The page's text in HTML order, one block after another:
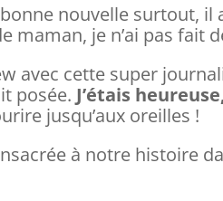
nouvelle surtout, il
maman, je n’ai pas
avec cette super
posée. J’étais
jusqu’aux oreilles !
à notre histoire